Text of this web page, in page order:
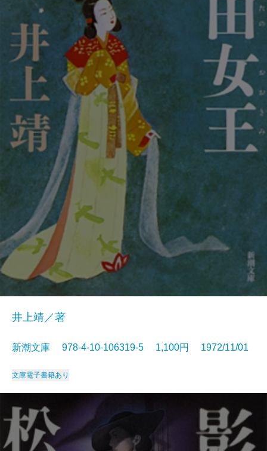
井上靖／著
新潮文庫 978-4-10-106319-5 1,100円 1972/11/01
文庫電子書籍あり